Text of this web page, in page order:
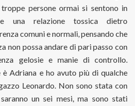
persone ormai si sentono in
una relazione tossica dietro
comuni e normali, pensando che
non possa andare di pari passo con
gelosie e manie di controllo.
è Adriana e ho avuto più di qualche
Leonardo. Non sono stata con
un sei mesi, ma sono stati